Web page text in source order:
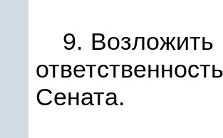
9. Возложить
Сената.